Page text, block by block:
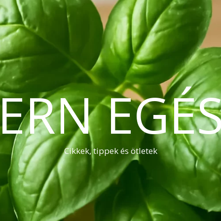
Cikkek, tippek és ötletek